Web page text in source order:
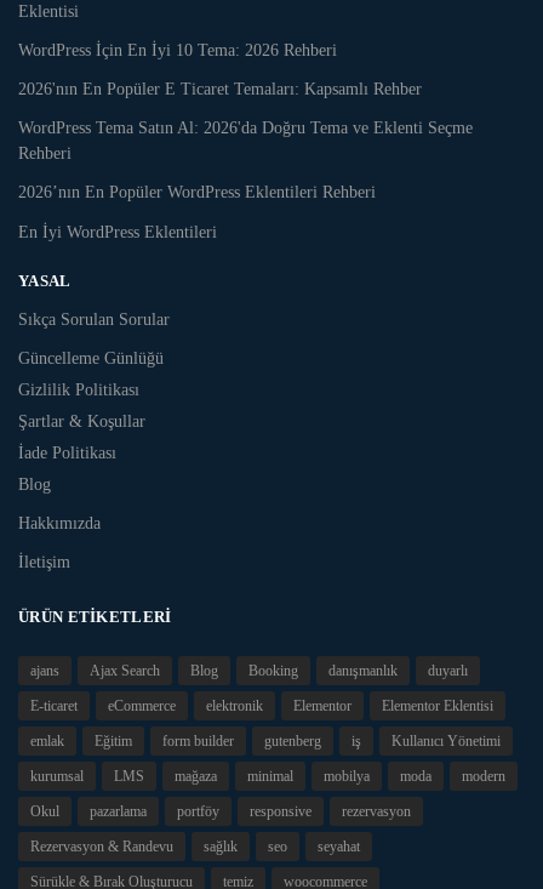
Eklentisi
WordPress İçin En İyi 10 Tema: 2026 Rehberi
2026'nın En Popüler E Ticaret Temaları: Kapsamlı Rehber
WordPress Tema Satın Al: 2026'da Doğru Tema ve Eklenti Seçme
Rehberi
2026’nın En Popüler WordPress Eklentileri Rehberi
En İyi WordPress Eklentileri
YASAL
Sıkça Sorulan Sorular
Güncelleme Günlüğü
Gizlilik Politikası
Şartlar & Koşullar
İade Politikası
Blog
Hakkımızda
İletişim
ÜRÜN ETIKETLERI
ajans Ajax Search Blog Booking danışmanlık duyarlı
E-ticaret eCommerce elektronik Elementor Elementor Eklentisi
emlak Eğitim form builder gutenberg iş Kullanıcı Yönetimi
kurumsal LMS mağaza minimal mobilya moda modern
Okul pazarlama portföy responsive rezervasyon
Rezervasyon & Randevu sağlık seo seyahat
Sürükle & Bırak Oluşturucu temiz woocommerce